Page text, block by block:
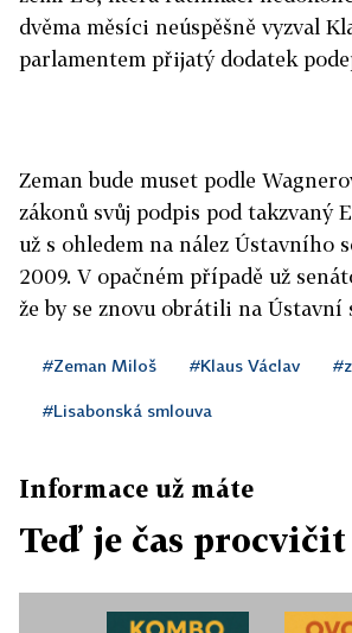
dvěma měsíci neúspěšně vyzval
parlamentem přijatý dodatek
Zeman bude muset podle
zákonů svůj podpis pod takzvaný
už s ohledem na nález Ústavního
2009. V opačném případě už
že by se znovu obrátili na Ústavní
#Zeman Miloš #Klaus Václav
#Lisabonská smlouva
Informace už máte
Teď je čas